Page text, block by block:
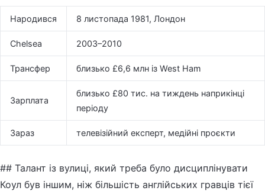
Народився 8 листопада 1981, Лондон
Chelsea 2003–2010
Трансфер близько £6,6 млн із West Ham
Зарплата
близько £80 тис. на тиждень наприкінці
періоду
Зараз телевізійний експерт, медійні проєкти
## Талант із вулиці, який треба було дисциплінувати
Коул був іншим, ніж більшість англійських гравців тієї